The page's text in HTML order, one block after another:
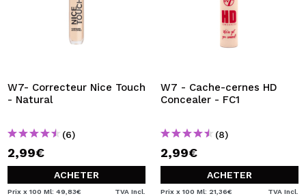
je n'ai pas de compte ici
JE VEUX M'INSCRIRE
effectuer vos achats rapidement, vérifier l'état de vos
commandes et consulter vos opérations précédentes.
CRÉER UN COMPTE
W7- Correcteur Nice Touch
- Natural
(6)
2,99€
ACHETER
Prix x 100 Ml: 49,83€ TVA Incl.
W7 - Cache-cernes HD
Concealer - FC1
(8)
2,99€
ACHETER
Prix x 100 Ml: 21,36€ TVA Incl.